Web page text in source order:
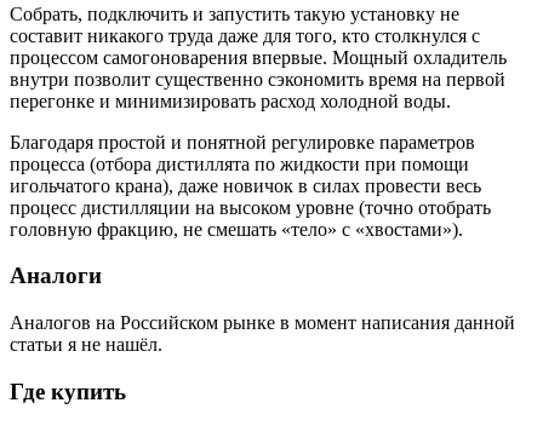
Собрать, подключить и запустить такую установку не
составит никакого труда даже для того, кто столкнулся с
процессом самогоноварения впервые. Мощный охладитель
внутри позволит существенно сэкономить время на первой
перегонке и минимизировать расход холодной воды.
Благодаря простой и понятной регулировке параметров
процесса (отбора дистиллята по жидкости при помощи
игольчатого крана), даже новичок в силах провести весь
процесс дистилляции на высоком уровне (точно отобрать
головную фракцию, не смешать «тело» с «хвостами»).
Аналоги
Аналогов на Российском рынке в момент написания данной
статьи я не нашёл.
Где купить